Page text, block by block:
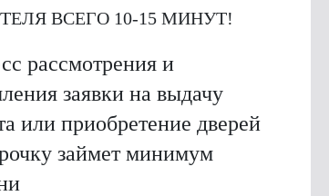
ВСЕГО 10-15 МИНУТ!
рассмотрения и
заявки на выдачу
или приобретение дверей
займет минимум